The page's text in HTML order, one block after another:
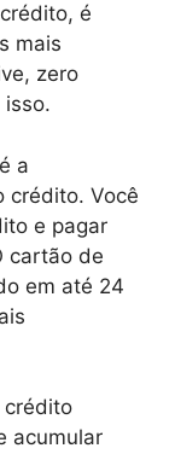
é
mais
zero
a
crédito. Você
e pagar
cartão de
em até 24
crédito
acumular